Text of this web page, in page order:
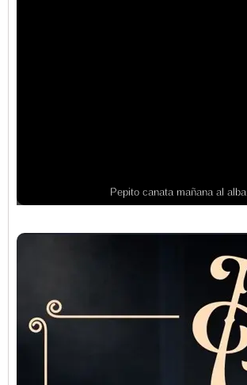
Pepito canata mañana al alba